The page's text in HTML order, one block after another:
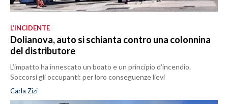
L’INCIDENTE
Dolianova, auto si schianta contro una colonnina
del distributore
L’impatto ha innescato un boato e un principio d’incendio.
Soccorsi gli occupanti: per loro conseguenze lievi
Carla Zizi